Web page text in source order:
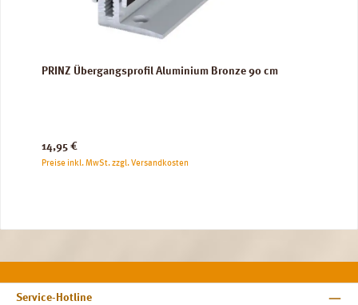
PRINZ Übergangsprofil Aluminium Bronze 90 cm
Regulärer Preis:
14,95 €
Preise inkl. MwSt. zzgl. Versandkosten
Service-Hotline